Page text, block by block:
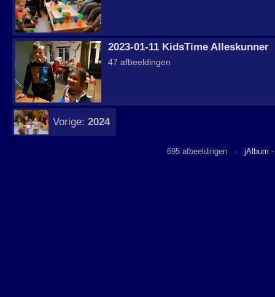
2023-01-11 KidsTime Alleskunner
47 afbeeldingen
Vorige: 2024
695 afbeeldingen · jAlbum